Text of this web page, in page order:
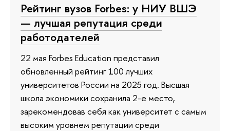
Рейтинг вузов Forbes: у НИУ ВШЭ
— лучшая репутация среди
работодателей
22 мая Forbes Education представил
обновленный рейтинг 100 лучших
университетов России на 2025 год. Высшая
школа экономики сохранила 2-е место,
зарекомендовав себя как университет с самым
высоким уровнем репутации среди